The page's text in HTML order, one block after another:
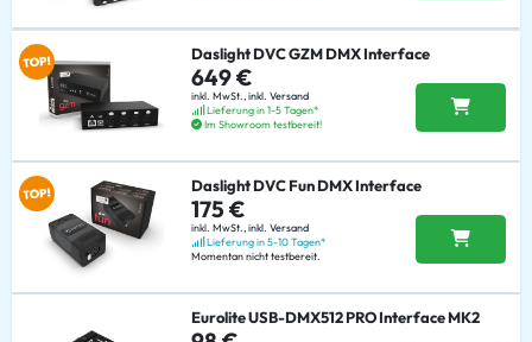
Daslight DVC GZM DMX Interface
649 €
inkl. MwSt., inkl. Versand
Lieferung in 1-5 Tagen*
Im Showroom testbereit!
Daslight DVC Fun DMX Interface
175 €
inkl. MwSt., inkl. Versand
Lieferung in 5-10 Tagen*
Momentan nicht testbereit.
Eurolite USB-DMX512 PRO Interface MK2